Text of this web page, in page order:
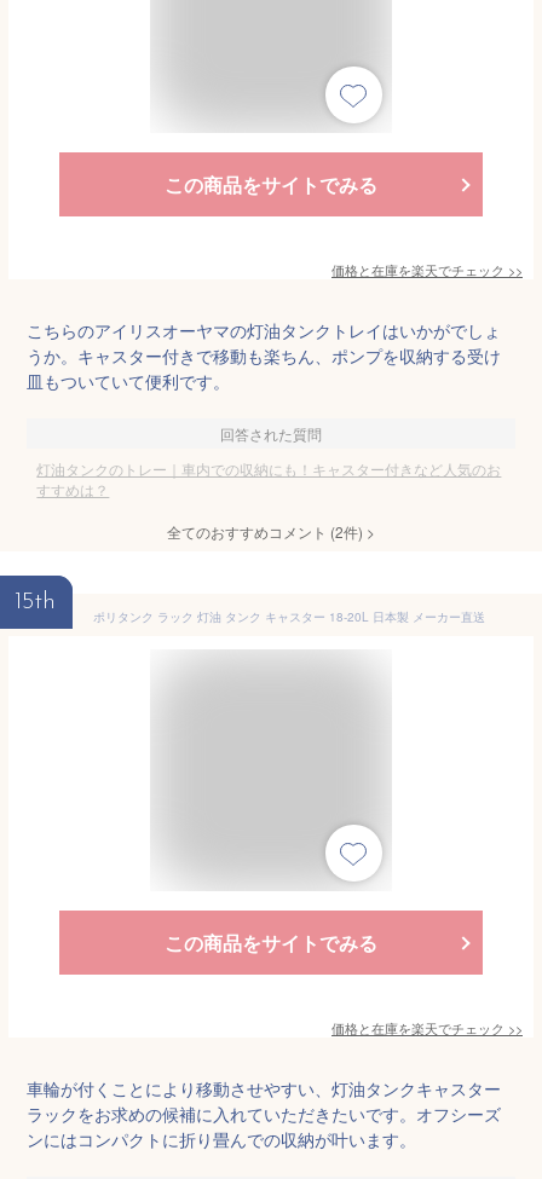
この商品をサイトでみる
価格と在庫を楽天でチェック >>
こちらのアイリスオーヤマの灯油タンクトレイはいかがでしょ
うか。キャスター付きで移動も楽ちん、ポンプを収納する受け
皿もついていて便利です。
回答された質問
灯油タンクのトレー｜車内での収納にも！キャスター付きなど人気のお
すすめは？
全てのおすすめコメント (2件) >
15th
ポリタンク ラック 灯油 タンク キャスター 18-20L 日本製 メーカー直送
この商品をサイトでみる
価格と在庫を楽天でチェック >>
車輪が付くことにより移動させやすい、灯油タンクキャスター
ラックをお求めの候補に入れていただきたいです。オフシーズ
ンにはコンパクトに折り畳んでの収納が叶います。